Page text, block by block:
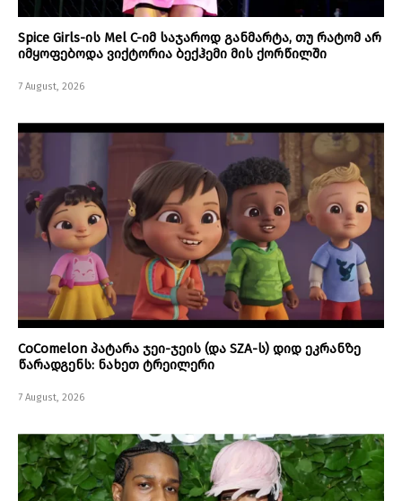
Spice Girls-ის Mel C-იმ საჯაროდ განმარტა, თუ რატომ არ
იმყოფებოდა ვიქტორია ბექჰემი მის ქორწილში
7 August, 2026
CoComelon პატარა ჯეი-ჯეის (და SZA-ს) დიდ ეკრანზე
წარადგენს: ნახეთ ტრეილერი
7 August, 2026